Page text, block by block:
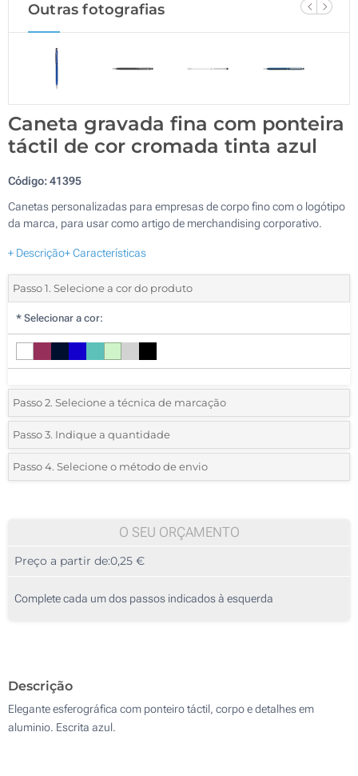
Outras fotografias
Caneta gravada fina com ponteira
táctil de cor cromada tinta azul
Código:41395
Canetas personalizadas para empresas de corpo fino com o logótipo
da marca, para usar como artigo de merchandising corporativo.
+ Descrição+ Características
Passo 1. Selecione a cor do produto
* Selecionar a cor:
Passo 2. Selecione a técnica de marcação
*Selecione o tipo de marcação e as cores do logotipo:
Gravação a laser (Num lado)
Passo 3. Indique a quantidade
*Quantidade mínima:50
100
250
Outra :
Passo 4. Selecione o método de envio
O SEU ORÇAMENTO
Preço a partir de:0,25 €
Complete cada um dos passos indicados à esquerda
Descrição
Elegante esferográfica com ponteiro táctil, corpo e detalhes em
aluminio. Escrita azul.